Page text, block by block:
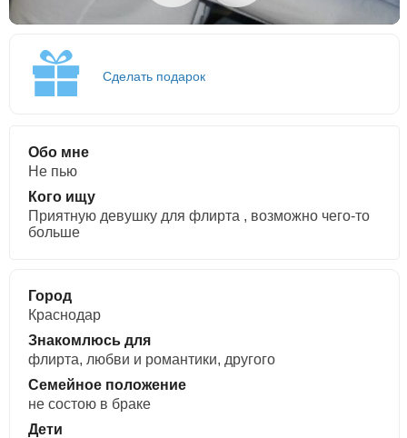
Сделать подарок
Обо мне
Не пью
Кого ищу
Приятную девушку для флирта , возможно чего-то
больше
Город
Краснодар
Знакомлюсь для
флирта, любви и романтики, другого
Семейное положение
не состою в браке
Дети